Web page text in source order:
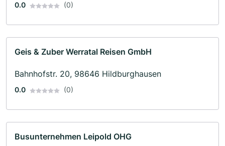
0.0 (0)
Geis & Zuber Werratal Reisen GmbH
Bahnhofstr. 20, 98646 Hildburghausen
0.0 (0)
Busunternehmen Leipold OHG